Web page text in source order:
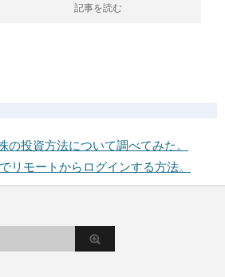
記事を読む
の投資方法について調べてみた。
リモートからログインする方法。